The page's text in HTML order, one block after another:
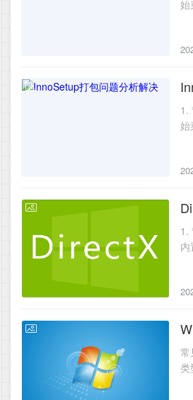
始
1.
始
1.
常